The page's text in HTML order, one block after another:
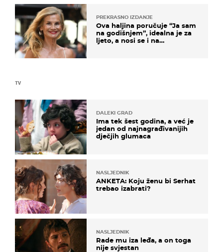
TV
DALEKI GRAD
Ima tek šest godina, a već je
jedan od najnagrađivanijih
dječjih glumaca
NASLJEDNIK
ANKETA: Koju ženu bi Serhat
trebao izabrati?
NASLJEDNIK
Rade mu iza leđa, a on toga
nije svjestan
PREKRASNO IZDANJE
Ova haljina poručuje “Ja sam
na godišnjem”, idealna je za
ljeto, a nosi se i na